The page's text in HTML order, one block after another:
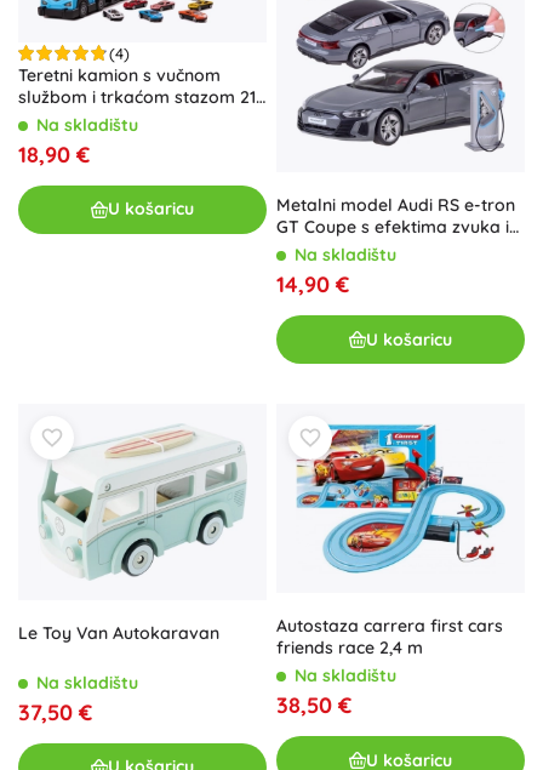
(4)
Teretni kamion s vučnom
službom i trkaćom stazom 210
cm, set 8 kom
Na skladištu
18,90 €
U košaricu
Metalni model Audi RS e-tron
GT Coupe s efektima zvuka i
svjetla
Na skladištu
14,90 €
U košaricu
Le Toy Van Autokaravan
Na skladištu
37,50 €
Autostaza carrera first cars
friends race 2,4 m
Na skladištu
38,50 €
U košaricu